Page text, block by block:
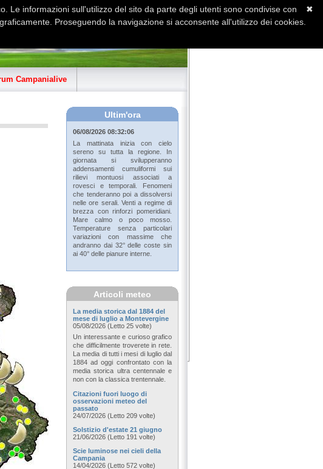
Campanialive
Ultim'ora
06/08/2026 08:32:06
La mattinata inizia con cielo
sereno su tutta la regione. In
giornata si svilupperanno
addensamenti cumuliformi sui
rilievi montuosi associati a
rovesci e temporali. Fenomeni
che tenderanno poi a dissolversi
nelle ore serali. Venti a regime di
brezza con rinforzi pomeridiani.
Mare calmo o poco mosso.
Temperature senza particolari
variazioni con massime che
andranno dai 32° delle coste sin
ai 40° delle pianure interne.
Articoli meteo
La media storica dal 1884 del
mese di luglio a Montevergine
05/08/2026 (Letto 25 volte)
Un interessante e curioso grafico
che difficilmente troverete in rete.
La media di tutti i mesi di luglio dal
1884 ad oggi confrontato con la
media storica ultra centennale e
non con la classica trentennale.
Citazioni fuori luogo di
osservazioni meteo del
passato
24/07/2026 (Letto 209 volte)
Solstizio d'estate 21 giugno
21/06/2026 (Letto 191 volte)
Scie luminose nei cieli della
Campania
14/04/2026 (Letto 572 volte)
✖
Le informazioni sull'utilizzo del sito da parte degli utenti sono condivise con
Proseguendo la navigazione si acconsente all'utilizzo dei cookies.